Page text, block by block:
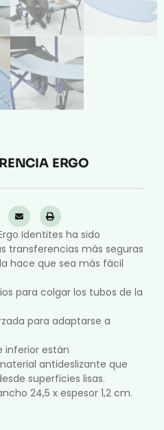
ERGO
Identites ha sido
transferencias más seguras
hace que sea más fácil
para colgar los tubos de la
para adaptarse a
inferior están
antideslizante que
superficies lisas.
24,5 x espesor 1,2 cm.